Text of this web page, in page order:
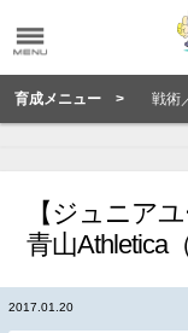
育成メニュー > 戦術
【ジュニア
青山Athletica
2017.01.20